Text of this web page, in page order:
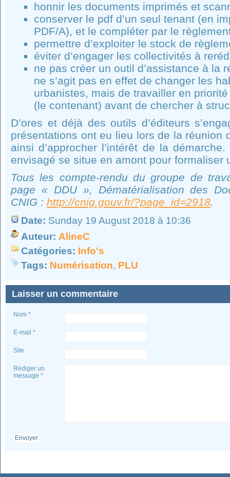
honnir les documents imprimés et
conserver le pdf d’un seul tenant (en
PDF/A), et le compléter par le
permettre d’exploiter le stock de
éviter d’engager les collectivités à
ne pas créer un outil d’assistance à la
ne s’agit pas en effet de changer les
urbanistes, mais de travailler en
(le contenant) avant de chercher à
D’ores et déjà des outils d’éditeurs
présentations ont eu lieu lors de la réunion
ainsi d’approcher l’intérêt de la
envisagé se situe en amont pour formaliser
Tous les compte-rendu du groupe de
page « DDU », Dématérialisation des
CNIG : http://cnig.gouv.fr/?page_id=2918.
Date: Sunday 19 August 2018 à 10:36
Auteur: AlineC
Catégories: Info's
Tags: Numérisation, PLU
Laisser un commentaire
Nom *
E-mail *
Site
Rédiger un
message *
Envoyer